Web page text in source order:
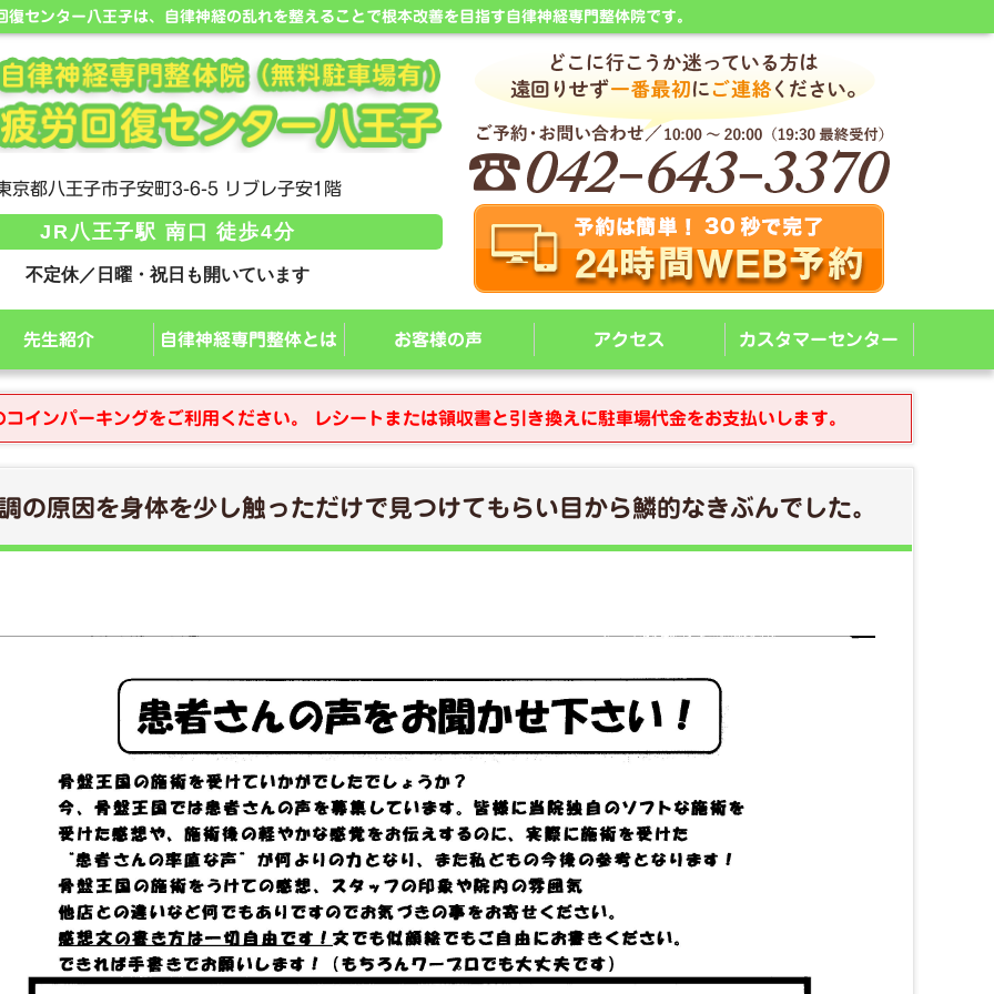
センター八王子は、自律神経の乱れを整えることで根本改善を目指す自律神経専門整体院です。
京都八王子市子安町3-6-5 リブレ子安1階
JR八王子駅 南口 徒歩4分
不定休／日曜・祝日も開いています
先生紹介 自律神経専門整体とは お客様の声 アクセス カスタマーセンター
インパーキングをご利用ください。 レシートまたは領収書と引き換えに駐車場代金をお支払いします。
の原因を身体を少し触っただけで見つけてもらい目から鱗的なきぶんでした。